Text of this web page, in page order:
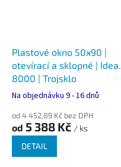
Plastové okno 50x90 |
otevírací a sklopné | Ideal
8000 | Trojsklo
Na objednávku 9 - 16 dnů
od 4 452,89 Kč bez DPH
od 5 388 Kč / ks
DETAIL